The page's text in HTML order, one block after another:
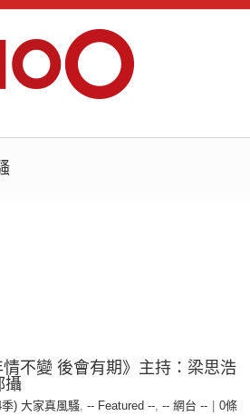
情不變 後會有期》主持：梁思浩
攝
) 大家真風騷, -- Featured --, -- 網台 --
0條